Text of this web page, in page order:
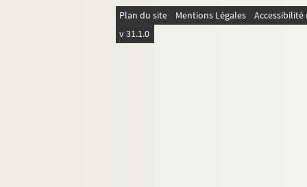
Plan du site Mentions Légales
v 31.1.0